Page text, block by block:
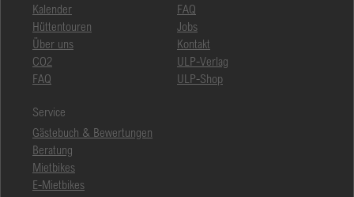
Kalender
Hüttentouren
Über uns
CO2
FAQ
FAQ
Jobs
Kontakt
ULP-Verlag
ULP-Shop
Service
Gästebuch & Bewertungen
Beratung
Mietbikes
E-Mietbikes